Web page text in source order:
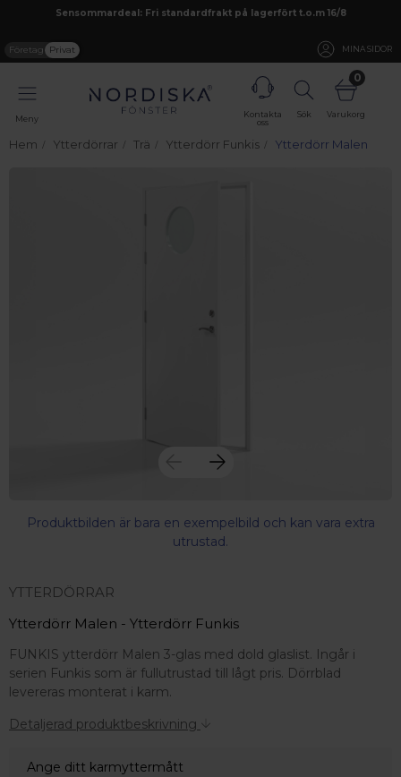
Sensommardeal: Fri standardfrakt på lagerfört t.o.m 16/8
Företag Privat MINA SIDOR
Meny
Kontakta
oss
Sök
0
Varukorg
Hem Ytterdörrar Trä Ytterdörr Funkis Ytterdörr Malen
Produktbilden är bara en exempelbild och kan vara extra
utrustad.
YTTERDÖRRAR
Ytterdörr Malen - Ytterdörr Funkis
FUNKIS ytterdörr Malen 3-glas med dold glaslist. Ingår i
serien Funkis som är fullutrustad till lågt pris. Dörrblad
levereras monterat i karm.
Detaljerad produktbeskrivning
Ange ditt karmyttermått